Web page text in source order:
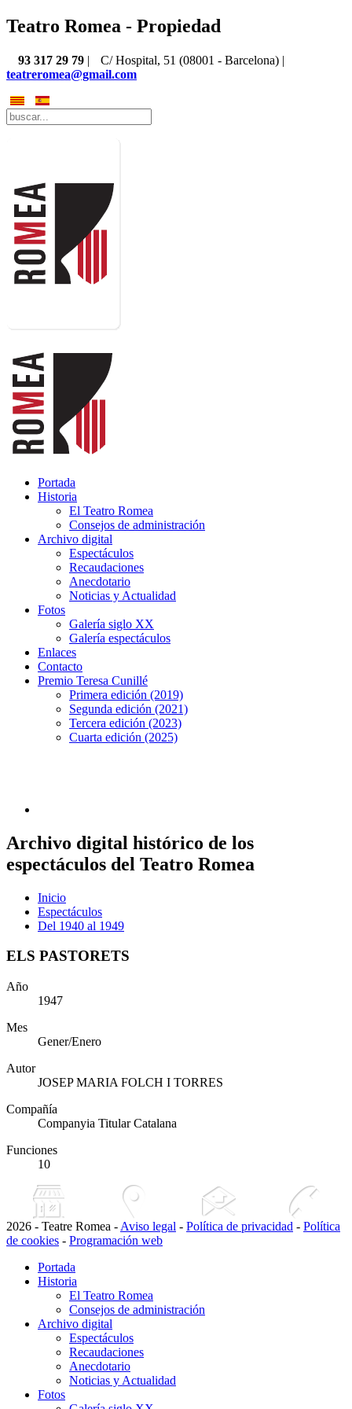
Teatro Romea - Propiedad
93 317 29 79 |
C/ Hospital, 51 (08001 - Barcelona) |
teatreromea@gmail.com
Portada
Historia
El Teatro Romea
Consejos de administración
Archivo digital
Espectáculos
Recaudaciones
Anecdotario
Noticias y Actualidad
Fotos
Galería siglo XX
Galería espectáculos
Enlaces
Contacto
Premio Teresa Cunillé
Primera edición (2019)
Segunda edición (2021)
Tercera edición (2023)
Cuarta edición (2025)
Archivo digital histórico de los
espectáculos del Teatro Romea
Inicio
Espectáculos
Del 1940 al 1949
ELS PASTORETS
Año
1947
Mes
Gener/Enero
Autor
JOSEP MARIA FOLCH I TORRES
Compañía
Companyia Titular Catalana
Funciones
10
2026 - Teatre Romea - Aviso legal - Política de privacidad - Política
de cookies - Programación web
Portada
Historia
El Teatro Romea
Consejos de administración
Archivo digital
Espectáculos
Recaudaciones
Anecdotario
Noticias y Actualidad
Fotos